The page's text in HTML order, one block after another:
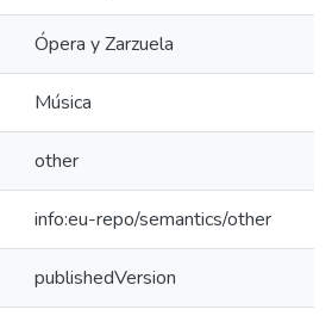
Ópera y Zarzuela
Música
other
info:eu-repo/semantics/other
publishedVersion